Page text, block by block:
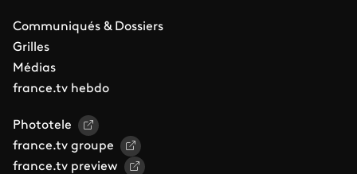
Communiqués & Dossiers
Grilles
Médias
france.tv hebdo
Phototele
france.tv groupe
france.tv preview